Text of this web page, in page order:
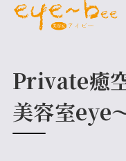
Private癒
美容室eye